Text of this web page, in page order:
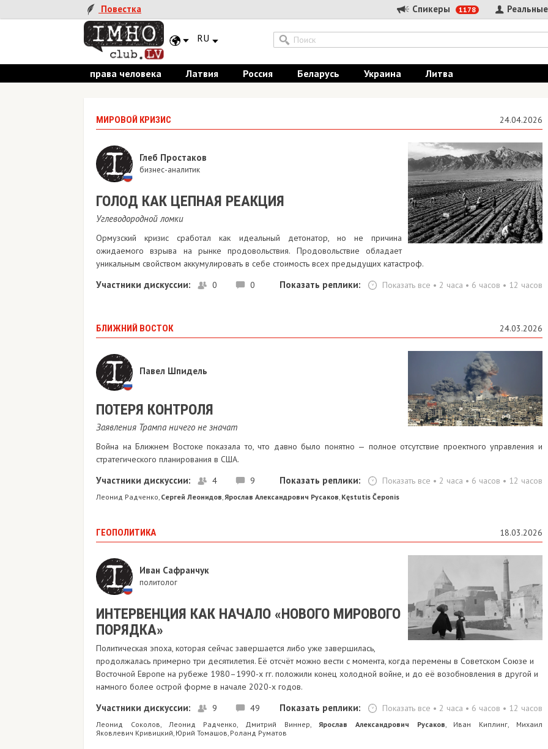
Повестка Спикеры 1178
RU
права человека Латвия Россия Беларусь Украина Литва
МИРОВОЙ КРИЗИС 24.04.2026
Глеб Простаков
бизнес-аналитик
ГОЛОД КАК ЦЕПНАЯ РЕАКЦИЯ
Углеводородной ломки
Ормузский кризис сработал как идеальный детонатор, но не причина
ожидаемого взрыва на рынке продовольствия. Продовольствие обладает
уникальным свойством аккумулировать в себе стоимость всех предыдущих катастроф.
Участники дискуссии: 0 0 Показать реплики: Показать все • 2 часа • 6 часов • 12 часов
БЛИЖНИЙ ВОСТОК 24.03.2026
Павел Шпидель
​ПОТЕРЯ КОНТРОЛЯ
Заявления Трампа ничего не значат
Война на Ближнем Востоке показала то, что давно было понятно — полное отсутствие проектного управления и
стратегического планирования в США.
Участники дискуссии: 4 9 Показать реплики: Показать все • 2 часа • 6 часов • 12 часов
Леонид Радченко, Сергей Леонидов,Ярослав Александрович Русаков, Kęstutis Čeponis
ГЕОПОЛИТИКА 18.03.2026
Иван Сафранчук
политолог
ИНТЕРВЕНЦИЯ КАК НАЧАЛО «НОВОГО МИРОВОГО
ПОРЯДКА»
Политическая эпоха, которая сейчас завершается либо уже завершилась,
продолжалась примерно три десятилетия. Её отсчёт можно вести с момента, когда перемены в Советском Союзе и
Восточной Европе на рубеже 1980–1990-х гг. положили конец холодной войне, и до её возобновления в другой и
намного более острой форме в начале 2020-х годов.
Участники дискуссии: 9 49 Показать реплики: Показать все • 2 часа • 6 часов • 12 часов
Леонид Соколов, Леонид Радченко, Дмитрий Виннер, Ярослав Александрович Русаков, Иван Киплинг, Михаил
Яковлевич Кривицкий, Юрий Томашов, Роланд Руматов